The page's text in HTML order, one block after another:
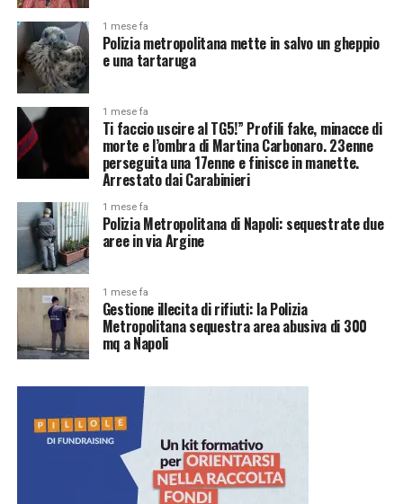
1 mese fa
Polizia metropolitana mette in salvo un gheppio
e una tartaruga
1 mese fa
Ti faccio uscire al TG5!” Profili fake, minacce di
morte e l’ombra di Martina Carbonaro. 23enne
perseguita una 17enne e finisce in manette.
Arrestato dai Carabinieri
1 mese fa
Polizia Metropolitana di Napoli: sequestrate due
aree in via Argine
1 mese fa
Gestione illecita di rifiuti: la Polizia
Metropolitana sequestra area abusiva di 300
mq a Napoli